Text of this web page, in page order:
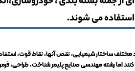
ساختار شیمیایی، نقص آنها، نقاط قوت،
اما رشته مهندسی صنايع پليمر شناخت،